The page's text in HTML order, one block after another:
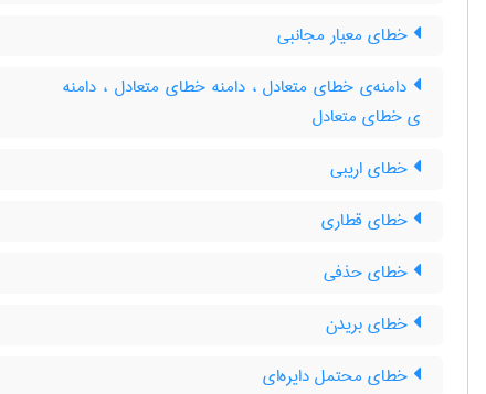
خطای معیار مجانبی
دامنه‌ی خطای متعادل ، دامنه خطای متعادل ، دامنه
ی خطای متعادل
خطای اریبی
خطای قطاری
خطای حذفی
خطای بریدن
خطای محتمل دایره‌ای